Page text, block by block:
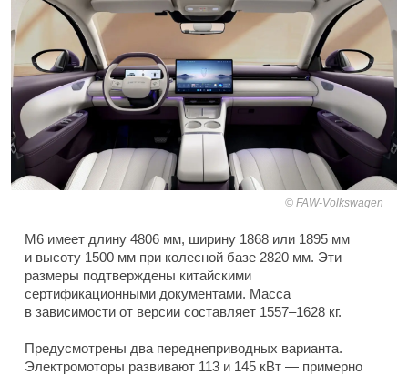
FAW-Volkswagen
M6 имеет длину 4806 мм, ширину 1868 или 1895 мм
и высоту 1500 мм при колесной базе 2820 мм. Эти
размеры подтверждены китайскими
сертификационными документами. Масса
в зависимости от версии составляет 1557–1628 кг.
Предусмотрены два переднеприводных варианта.
Электромоторы развивают 113 и 145 кВт — примерно